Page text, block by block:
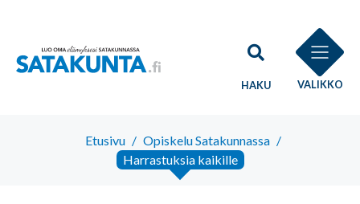
HAKU VALIKKO
Etusivu / Opiskelu Satakunnassa /
Harrastuksia kaikille